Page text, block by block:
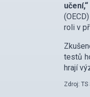
učení,“
roli v
testů
hrají
Zdroj: TS